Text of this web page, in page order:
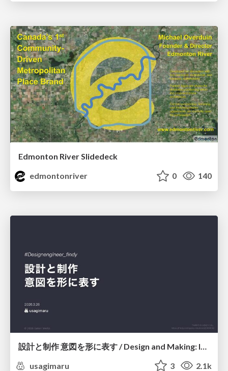
Edmonton River Slidedeck
edmontonriver
0 140
usagimaru
3 2.1k